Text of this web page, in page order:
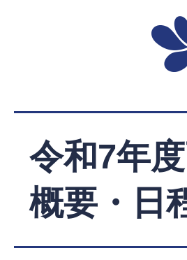
令和7年
概要・日